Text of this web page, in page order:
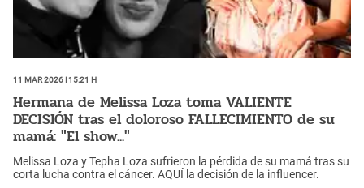
11 Mar 2026 | 15:21 h
Hermana de Melissa Loza toma VALIENTE
DECISIÓN tras el doloroso FALLECIMIENTO de su
mamá: "El show..."
Melissa Loza y Tepha Loza sufrieron la pérdida de su mamá tras su
corta lucha contra el cáncer. AQUÍ la decisión de la influencer.